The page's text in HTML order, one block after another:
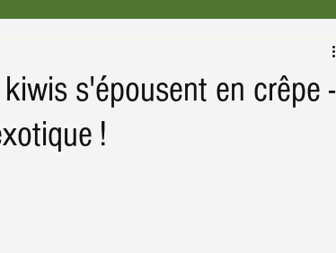
s'épousent en crêpe -
!